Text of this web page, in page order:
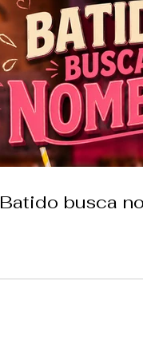
Batido busca